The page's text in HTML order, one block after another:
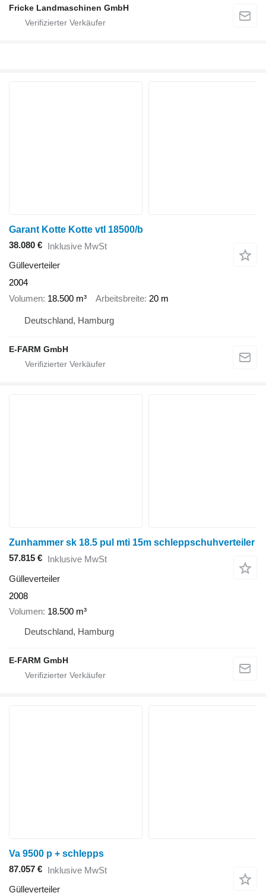
Fricke Landmaschinen GmbH
Garant Kotte Kotte vtl 18500/b
38.080 € Inklusive MwSt
Gülleverteiler
2004
Volumen 18.500 m³ Arbeitsbreite 20 m
Deutschland, Hamburg
E-FARM GmbH
Zunhammer sk 18.5 pul mti 15m schleppschuhverteiler
57.815 € Inklusive MwSt
Gülleverteiler
2008
Volumen 18.500 m³
Deutschland, Hamburg
E-FARM GmbH
Va 9500 p + schlepps
87.057 € Inklusive MwSt
Gülleverteiler